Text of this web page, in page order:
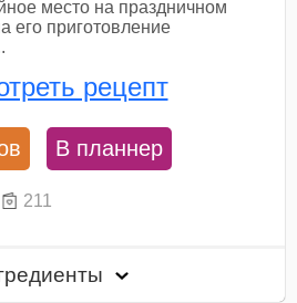
место на праздничном
его приготовление
рецепт
В планнер
211